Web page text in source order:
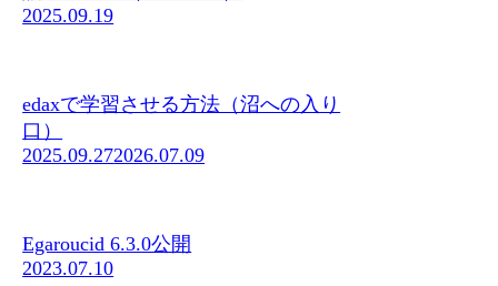
2025.09.19
edaxで学習させる方法（沼への入り
口）
2025.09.272026.07.09
Egaroucid 6.3.0公開
2023.07.10